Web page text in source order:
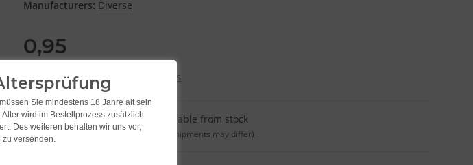
Manufacturers: Diverse
0,95
incl. 19% VAT , plus shipping costs
Delivery status: Immediately available from stock
Delivery time: (DE - int. shipments may differ)
Sie mindestens 18 Jahre alt sein
wird im Bestellprozess zusätzlich
Des weiteren behalten wir uns vor,
versenden.